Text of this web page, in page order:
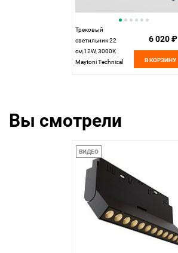
Трековый
светильник 22
см,12W, 3000K
Maytoni Technical
6 020 ₽
В КОРЗИНУ
Вы смотрели
ВИДЕО